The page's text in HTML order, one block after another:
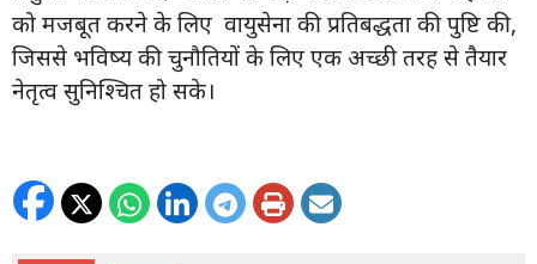
को मजबूत करने के लिए वायुसेना की प्रतिबद्धता की पुष्टि की,
जिससे भविष्य की चुनौतियों के लिए एक अच्छी तरह से तैयार
नेतृत्व सुनिश्चित हो सके।